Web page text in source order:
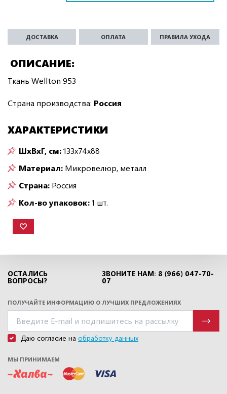
ОПИСАНИЕ
ДОСТАВКА ОПЛАТА ПРАВИЛА УХОДА
Ткань Wellton 953
Страна производства: Россия
ХАРАКТЕРИСТИКИ
ШxВxГ, см:133x74x88
Материал: Микровелюр, металл
Страна: Россия
Кол-во упаковок:1 шт.
ОСТАЛИСЬ
ВОПРОСЫ?
ЗВОНИТЕ НАМ: 8 (966) 047-70-
07
ПОЛУЧАЙТЕ ИНФОРМАЦИЮ О ЛУЧШИХ ПРЕДЛОЖЕНИЯХ
Даю согласие на обработку данных
МЫ ПРИНИМАЕМ